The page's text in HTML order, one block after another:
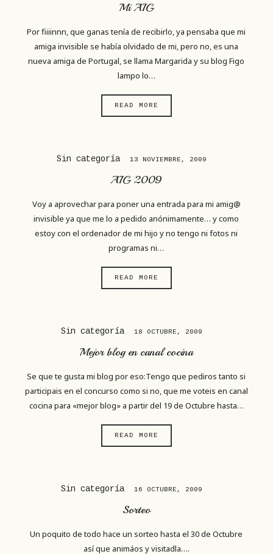
Mi AIG
Por fiiiinnn, que ganas tenía de recibirlo, ya pensaba que mi
amiga invisible se había olvidado de mi, pero no, es una
nueva amiga de Portugal, se llama Margarida y su blog Figo
lampo lo…
READ MORE
Sin categoría 13 NOVIEMBRE, 2009
AIG 2009
Voy a aprovechar para poner una entrada para mi amig@
invisible ya que me lo a pedido anónimamente… y como
estoy con el ordenador de mi hijo y no tengo ni fotos ni
programas ni…
READ MORE
Sin categoría 18 OCTUBRE, 2009
Mejor blog en canal cocina
Se que te gusta mi blog por eso:Tengo que pediros tanto si
participais en el concurso como si no, que me voteis en canal
cocina para «mejor blog» a partir del 19 de Octubre hasta…
READ MORE
Sin categoría 16 OCTUBRE, 2009
Sorteo
Un poquito de todo hace un sorteo hasta el 30 de Octubre
así que animáos y visitadla….